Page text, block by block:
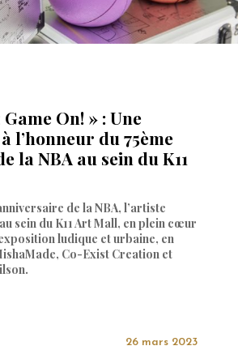
On! » : Une
l’honneur du 75ème
la NBA au sein du K11
de la NBA, l’artiste
sein du K11 Art Mall, en plein cœur
ludique et urbaine, en
Co-Exist Creation et
26 mars 2023